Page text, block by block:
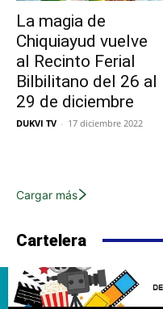
La magia de
Chiquiayud vuelve
al Recinto Ferial
Bilbilitano del 26 al
29 de diciembre
DUKVI TV - 17 diciembre 2022
Cargar más
Cartelera